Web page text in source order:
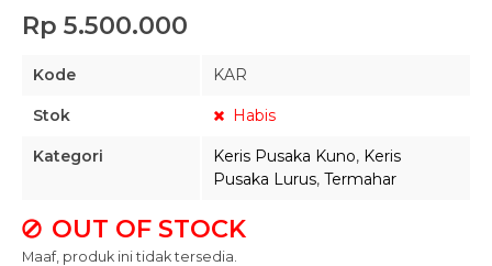
Rp 5.500.000
Kode KAR
Stok Habis
Kategori Keris Pusaka Kuno, Keris
Pusaka Lurus, Termahar
OUT OF STOCK
Maaf, produk ini tidak tersedia.